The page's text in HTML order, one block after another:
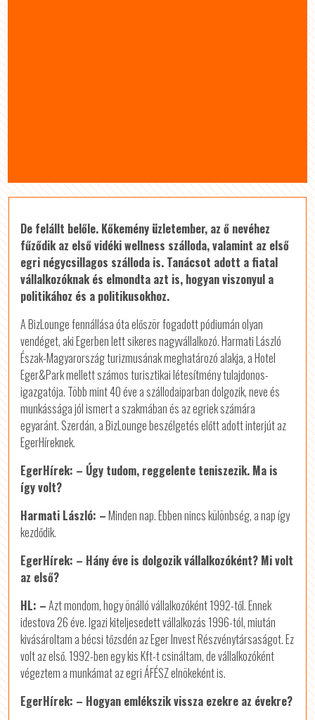
De felállt belőle. Kőkemény üzletember, az ő nevéhez
fűződik az első vidéki wellness szálloda, valamint az első
egri négycsillagos szálloda is. Tanácsot adott a fiatal
vállalkozóknak és elmondta azt is, hogyan viszonyul a
politikához és a politikusokhoz.
A BizLounge fennállása óta először fogadott pódiumán olyan
vendéget, aki Egerben lett sikeres nagyvállalkozó. Harmati László
Észak-Magyarország turizmusának meghatározó alakja, a Hotel
Eger&Park mellett számos turisztikai létesítmény tulajdonos-
igazgatója. Több mint 40 éve a szállodaiparban dolgozik, neve és
munkássága jól ismert a szakmában és az egriek számára
egyaránt. Szerdán, a BizLounge beszélgetés előtt adott interjút az
EgerHíreknek.
EgerHírek: – Úgy tudom, reggelente teniszezik. Ma is
így volt?
Harmati László: –Minden nap. Ebben nincs különbség, a nap így
kezdődik.
EgerHírek: – Hány éve is dolgozik vállalkozóként? Mi volt
az első?
HL: –Azt mondom, hogy önálló vállalkozóként 1992-től. Ennek
idestova 26 éve. Igazi kiteljesedett vállalkozás 1996-tól, miután
kivásároltam a bécsi tőzsdén az Eger Invest Részvénytársaságot. Ez
volt az első. 1992-ben egy kis Kft-t csináltam, de vállalkozóként
végeztem a munkámat az egri ÁFÉSZ elnökeként is.
EgerHírek: – Hogyan emlékszik vissza ezekre az évekre?